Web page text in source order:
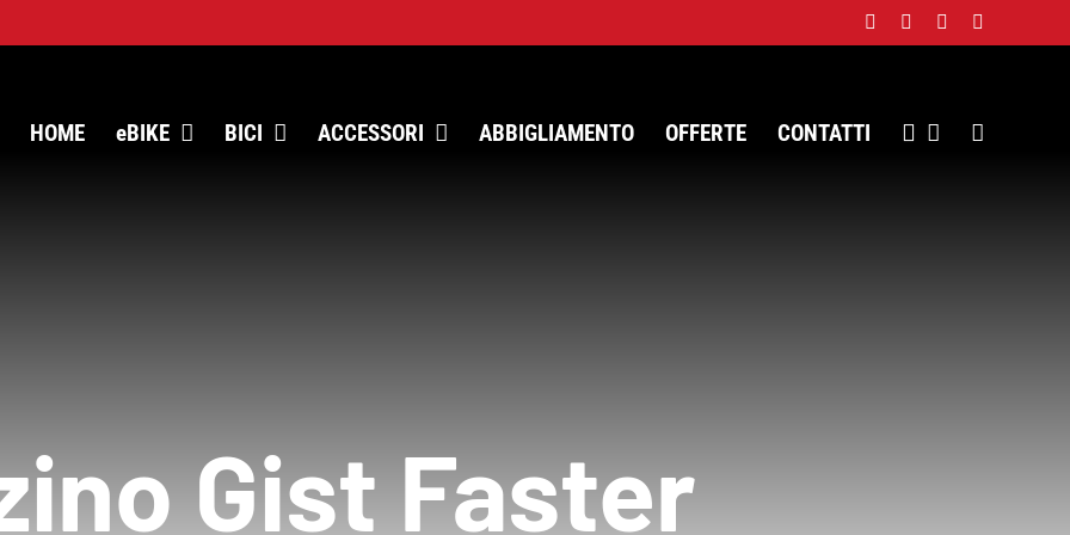
Facebook
TwitterInstagram
HOME eBIKE BICI ACCESSORI ABBIGLIAMENTO OFFERTE CONTATTI
Gist Faster